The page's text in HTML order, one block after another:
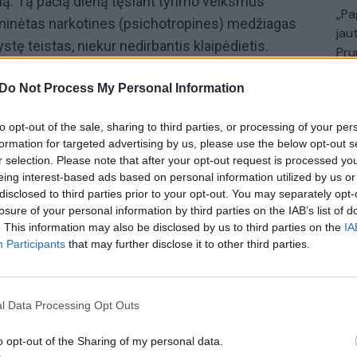
Do Not Process My Personal Information
opt-out of the sale, sharing to third parties, or processing of your
for targeted advertising by us, please use the below opt-out
selection. Please note that after your opt-out request is processed
interest-based ads based on personal information utilized by us
to third parties prior to your opt-out. You may separately
of your personal information by third parties on the IAB’s list of
This information may also be disclosed by us to third parties on the
Participants that may further disclose it to other third parties.
Data Processing Opt Outs
opt-out of the Sharing of my personal data.
narkotines (psichotropines) medžiagas
teistas, niekur nedirbantis klaipėdietis.
apie 100 g (didelis kiekis) kokaino. Kratos
taip pat rasta įtariama kokaino, dvejos
pėdsakais, anabolinių androgeninių steroidų
eurų (pinigų kilmė tikslinama). Įtariamieji buvo
vienam iš jų paskirta kardomoji priemonė –
įtariamajam paskirta griežčiausia kardomoji
į intensyvią priežiūrą.
įtariamasis Narkotikai sulaikymas